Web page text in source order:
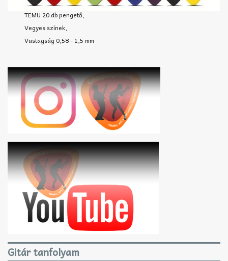
TEMU 20 db pengető,
Vegyes színek,
Vastagság 0,58 - 1,5 mm
Gitár tanfolyam